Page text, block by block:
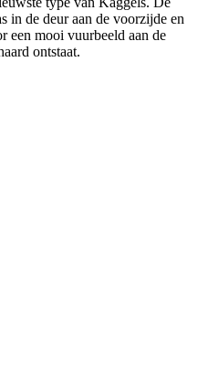
in de deur aan de voorzijde en
een mooi vuurbeeld aan de
ontstaat.